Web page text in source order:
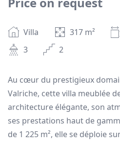
Villa 317 m²
3
2
Au cœur du prestigieux
Valriche, cette villa meublée
architecture élégante, son
ses prestations haut de
de 1 225 m², elle se déploie